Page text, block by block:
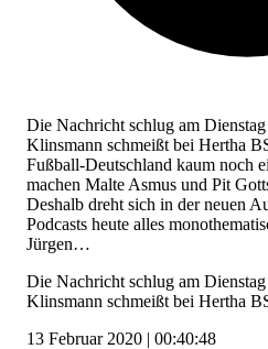
Die Nachricht schlug am
Klinsmann schmeißt bei Hertha
Fußball-Deutschland kaum noch
machen Malte Asmus und Pit
Deshalb dreht sich in der neuen
Podcasts heute alles
Jürgen…
Die Nachricht schlug am
Klinsmann schmeißt bei Hertha
13 Februar 2020 | 00:40:48